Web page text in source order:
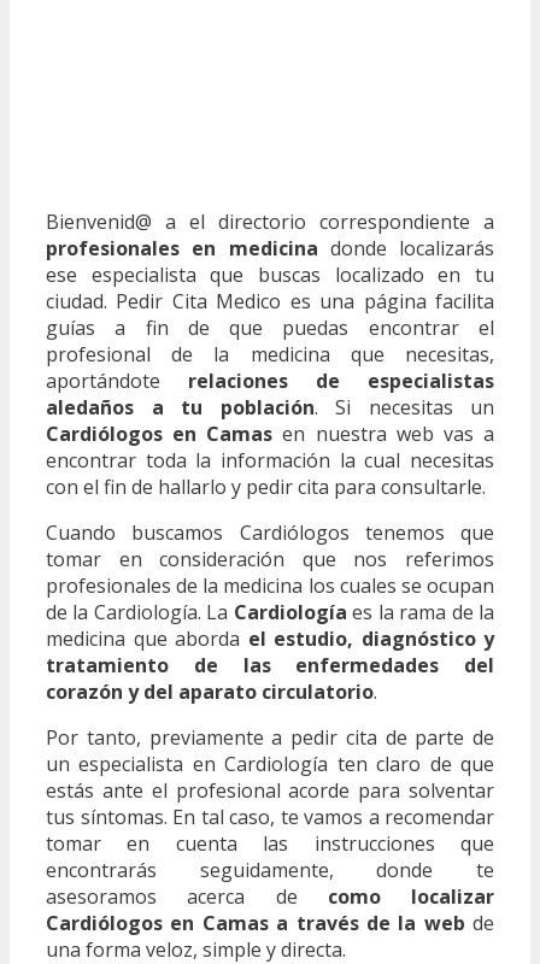
Bienvenid@ a el directorio correspondiente a
profesionales en medicina donde localizarás
ese especialista que buscas localizado en tu
ciudad. Pedir Cita Medico es una página facilita
guías a fin de que puedas encontrar el
profesional de la medicina que necesitas,
aportándote relaciones de especialistas
aledaños a tu población. Si necesitas un
Cardiólogos en Camas en nuestra web vas a
encontrar toda la información la cual necesitas
con el fin de hallarlo y pedir cita para consultarle.
Cuando buscamos Cardiólogos tenemos que
tomar en consideración que nos referimos
profesionales de la medicina los cuales se ocupan
de la Cardiología. La Cardiología es la rama de la
medicina que aborda el estudio, diagnóstico y
tratamiento de las enfermedades del
corazón y del aparato circulatorio.
Por tanto, previamente a pedir cita de parte de
un especialista en Cardiología ten claro de que
estás ante el profesional acorde para solventar
tus síntomas. En tal caso, te vamos a recomendar
tomar en cuenta las instrucciones que
encontrarás seguidamente, donde te
asesoramos acerca de como localizar
Cardiólogos en Camas a través de la web de
una forma veloz, simple y directa.